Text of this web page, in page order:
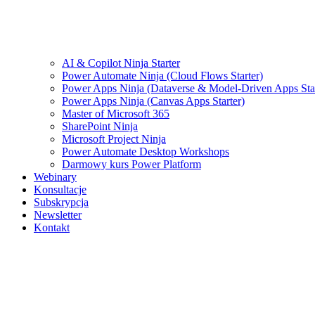
AI & Copilot Ninja Starter
Power Automate Ninja (Cloud Flows Starter)
Power Apps Ninja (Dataverse & Model-Driven Apps
Power Apps Ninja (Canvas Apps Starter)
Master of Microsoft 365
SharePoint Ninja
Microsoft Project Ninja
Power Automate Desktop Workshops
Darmowy kurs Power Platform
Webinary
Konsultacje
Subskrypcja
Newsletter
Kontakt